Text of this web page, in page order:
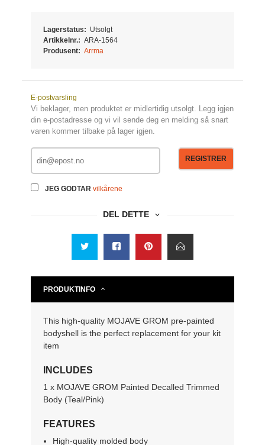
Lagerstatus: Utsolgt
Artikkelnr.: ARA-1564
Produsent: Arrma
E-postvarsling
Vi beklager, men produktet er midlertidig utsolgt. Legg igjen
din e-postadresse og vi vil sende deg en melding så snart
varen kommer tilbake på lager igjen.
JEG GODTAR vilkårene
REGISTRER
DEL DETTE
PRODUKTINFO
This high-quality MOJAVE GROM pre-painted
bodyshell is the perfect replacement for your kit
item
INCLUDES
1 x MOJAVE GROM Painted Decalled Trimmed
Body (Teal/Pink)
FEATURES
High-quality molded body